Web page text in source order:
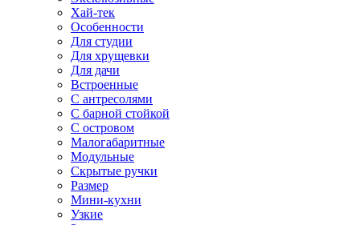
Хай-тек
Особенности
Для студии
Для хрущевки
Для дачи
Встроенные
С антресолями
С барной стойкой
С островом
Малогабаритные
Модульные
Скрытые ручки
Размер
Мини-кухни
Узкие